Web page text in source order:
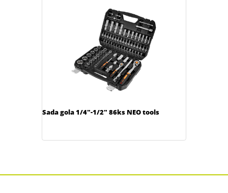
Sada gola 1/4"-1/2" 86ks NEO tools